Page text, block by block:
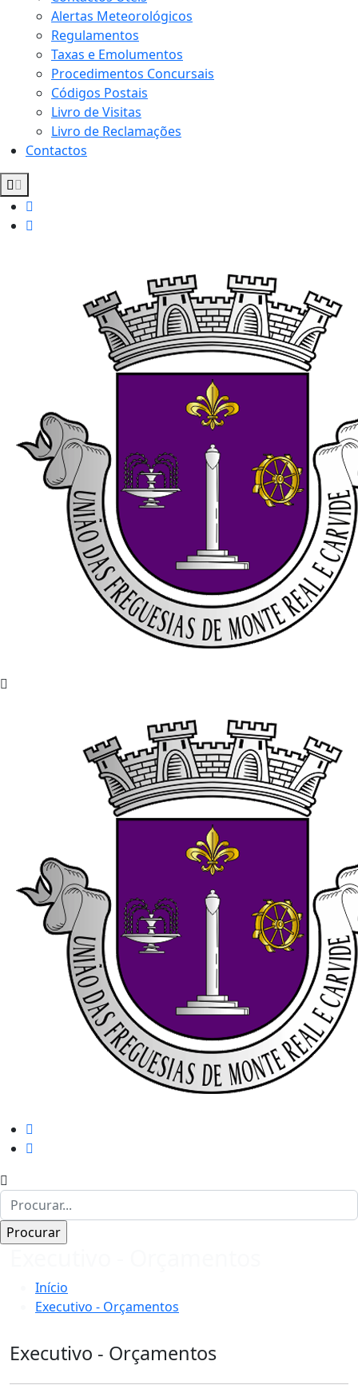
Alertas Meteorológicos
Regulamentos
Taxas e Emolumentos
Procedimentos Concursais
Códigos Postais
Livro de Visitas
Livro de Reclamações
Contactos
Início
Executivo - Orçamentos
Executivo - Orçamentos